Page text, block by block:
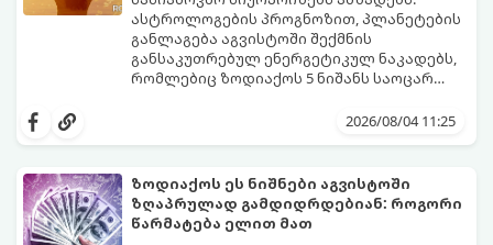
შეძლებენ ამოისუნთქონ და დაინახონ
ახალი შესაძლებლობები.
ასტროლოგების პროგნოზით, პლანეტების
განლაგება აგვისტოში შექმნის
განსაკუთრებულ ენერგეტიკულ ნაკადებს,
რომლებიც ზოდიაქოს 5 ნიშანს საოცარ
ყველაზე ბედნიერი თვე აღმოჩნდება.
2026/08/04 11:25
ზოდიაქოს ეს ნიშნები აგვისტოში
ზღაპრულად გამდიდრდებიან: როგორი
წარმატება ელით მათ